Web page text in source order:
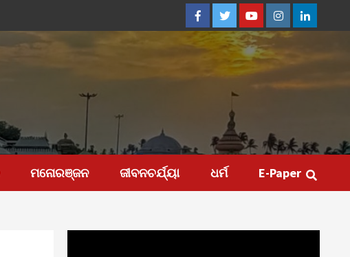
FacebookTwitterYoutubeInstagramLinkedin
ମନୋରଞ୍ଜନ ଜୀବନଚର୍ଯ୍ୟା ଧର୍ମ E-Paper